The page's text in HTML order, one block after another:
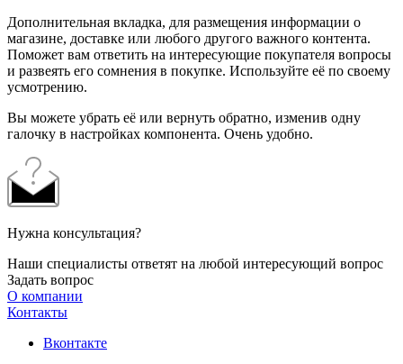
Дополнительная вкладка, для размещения информации о
магазине, доставке или любого другого важного контента.
Поможет вам ответить на интересующие покупателя вопросы
и развеять его сомнения в покупке. Используйте её по своему
усмотрению.
Вы можете убрать её или вернуть обратно, изменив одну
галочку в настройках компонента. Очень удобно.
Нужна консультация?
Наши специалисты ответят на любой интересующий вопрос
Задать вопрос
О компании
Контакты
Вконтакте